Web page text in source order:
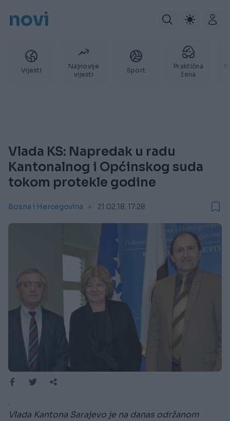
novi
Vijesti
Najnovije
vijesti
Sport
Praktična
žena
Vlada KS: Napredak u radu
Kantonalnog i Općinskog suda
tokom protekle godine
Bosna i Hercegovina 21.02.18. 17:28
.
Vlada Kantona Sarajevo je na danas održanom